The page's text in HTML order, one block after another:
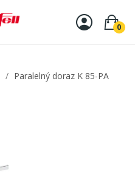
0
Paralelný doraz K 85-PA